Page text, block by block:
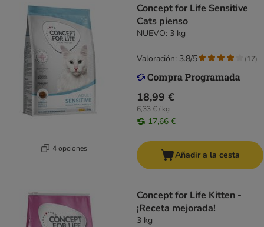
4 opciones
Concept for Life Sensitive
Cats pienso
NUEVO: 3 kg
18,99 €
6,33 € / kg
17,66 €
Valoración: 3.8/5 (17)
Añadir a la cesta
Concept for Life Kitten -
¡Receta mejorada!
3 kg